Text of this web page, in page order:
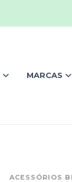
MARCAS
ACESSÓRIOS